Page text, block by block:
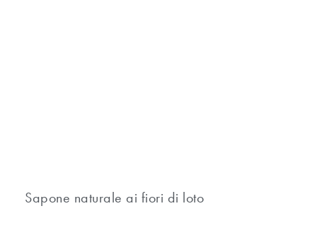
Sapone naturale ai fiori di loto